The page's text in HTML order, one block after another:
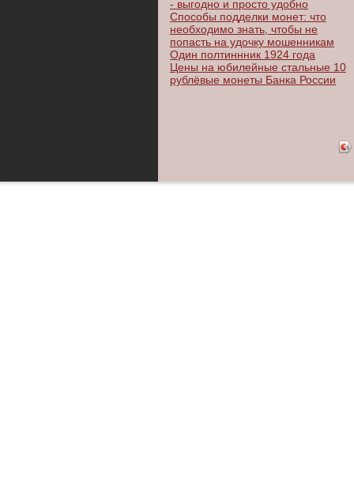
- выгодно и просто удобно
Способы подделки монет: что
необходимо знать, чтобы не
попасть на удочку мошенникам
Один полтиннник 1924 года
Цены на юбилейные стальные 10
рублёвые монеты Банка России